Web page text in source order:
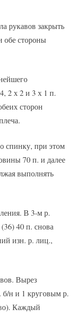
рукавов закрыть
обе стороны
2 х 2 и 3 х 1 п.
сторон
спинку, при этом
70 п. и далее
выполнять
В 3-м р.
40 п. снова
изн. р. лиц.,
Вырез
б/н и 1 круговым р.
Каждый